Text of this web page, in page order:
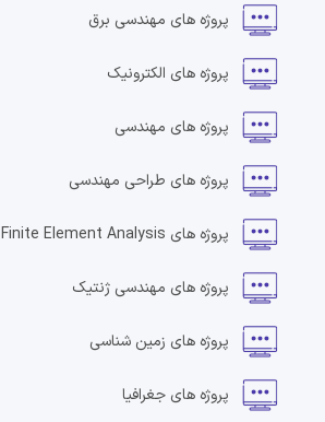
پروژه های مهندسی برق
پروژه های الکترونیک
پروژه های مهندسی
پروژه های طراحی مهندسی
پروژه های Finite Element Analysis
پروژه های مهندسی ژنتیک
پروژه های زمین شناسی
پروژه های جغرافیا